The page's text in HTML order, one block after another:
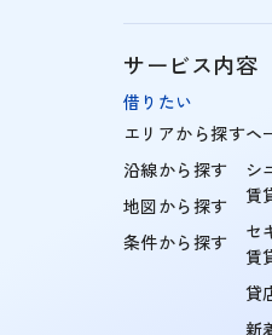
サービス内容
借りたい
エリアから探す
沿線から探す
地図から探す
条件から探す
ヘ
シ
賃
セ
賃
貸
新